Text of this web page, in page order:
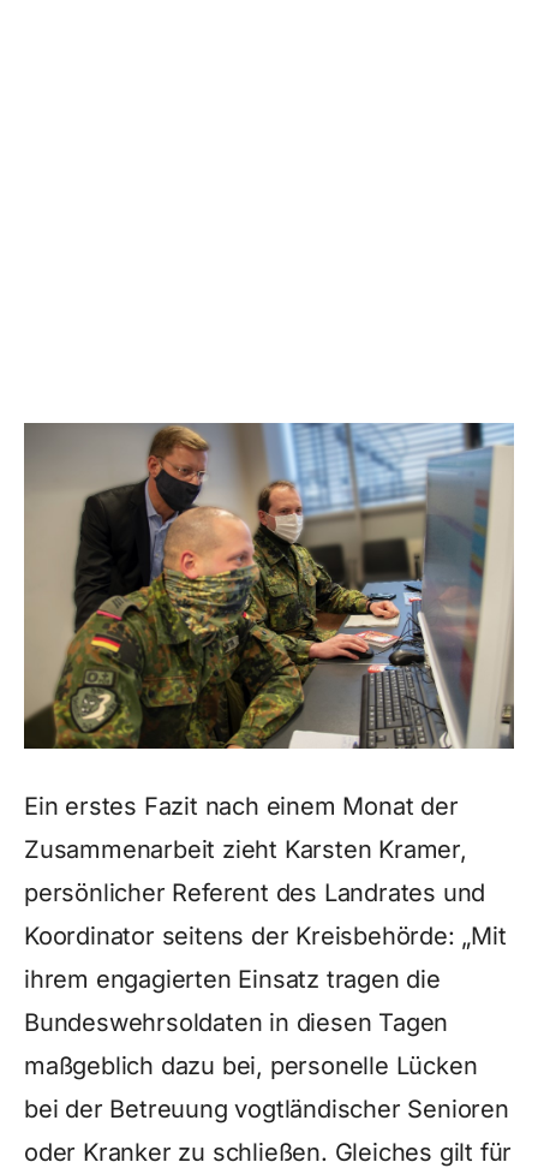
Ein erstes Fazit nach einem Monat der
Zusammenarbeit zieht Karsten Kramer,
persönlicher Referent des Landrates und
Koordinator seitens der Kreisbehörde: „Mit
ihrem engagierten Einsatz tragen die
Bundeswehrsoldaten in diesen Tagen
maßgeblich dazu bei, personelle Lücken
bei der Betreuung vogtländischer Senioren
oder Kranker zu schließen. Gleiches gilt für